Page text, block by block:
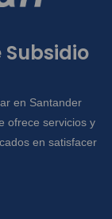
en Santander
ofrece servicios y
en satisfacer